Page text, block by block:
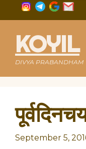
Instagram
Telegram
Google
KOYIL
DIVYA PRABANDHAM
September 5,